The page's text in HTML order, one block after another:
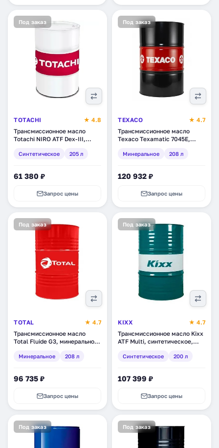
Под заказ
TOTACHI
★ 4.8
Трансмиссионное масло
Totachi NIRO ATF Dex-III,
(4562374697973)
Синтетическое 205 л
61 380 ₽
Запрос цены
Под заказ
TEXACO
★ 4.7
Трансмиссионное масло
Texaco Texamatic 7045E,
(840254DEE)
Минеральное 208 л
120 932 ₽
Запрос цены
Под заказ
TOTAL
★ 4.7
Трансмиссионное масло
Total Fluide G3, минеральное,
Минеральное 208 л
96 735 ₽
Запрос цены
Под заказ
KIXX
★ 4.7
Трансмиссионное масло Kixx
ATF Multi, синтетическое,
Синтетическое 200 л
107 399 ₽
Запрос цены
Под заказ Под заказ